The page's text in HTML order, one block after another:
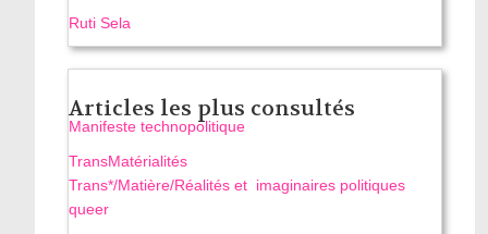
Ruti Sela
Articles les plus consultés
Manifeste technopolitique
TransMatérialités
Trans*/Matière/Réalités et imaginaires politiques
queer